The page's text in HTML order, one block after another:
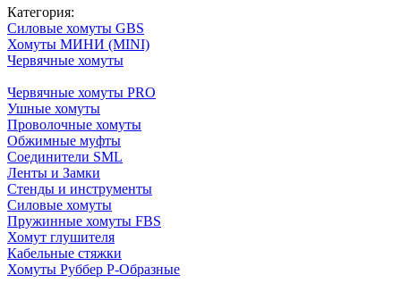
Категория:
Силовые хомуты GBS
Хомуты МИНИ (MINI)
Червячные хомуты
Червячные хомуты PRO
Ушные хомуты
Проволочные хомуты
Обжимные муфты
Соединители SML
Ленты и Замки
Стенды и инструменты
Силовые хомуты
Пружинные хомуты FBS
Хомут глушителя
Кабельные стяжки
Хомуты Руббер Р-Образные